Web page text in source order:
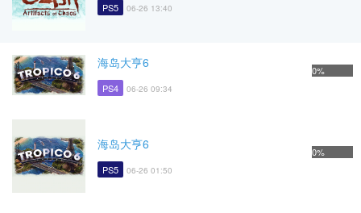
PS5 06-26 13:40
海岛大亨6
PS4 06-26 09:34
0%
海岛大亨6
PS5 06-26 01:50
0%